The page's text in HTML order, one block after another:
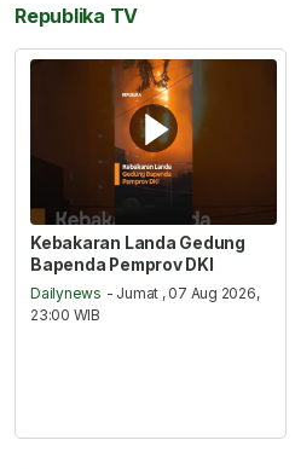
Republika TV
Kebakaran Landa Gedung
Bapenda Pemprov DKI
Dailynews - Jumat , 07 Aug 2026,
23:00 WIB